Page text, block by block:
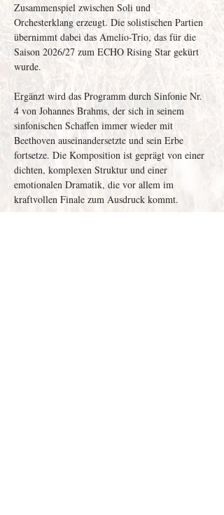
Zusammenspiel zwischen Soli und
Orchesterklang erzeugt. Die solistischen Partien
übernimmt dabei das Amelio-Trio, das für die
Saison 2026/27 zum ECHO Rising Star gekürt
wurde.
Ergänzt wird das Programm durch Sinfonie Nr.
4 von Johannes Brahms, der sich in seinem
sinfonischen Schaffen immer wieder mit
Beethoven auseinandersetzte und sein Erbe
fortsetze. Die Komposition ist geprägt von einer
dichten, komplexen Struktur und einer
emotionalen Dramatik, die vor allem im
kraftvollen Finale zum Ausdruck kommt.